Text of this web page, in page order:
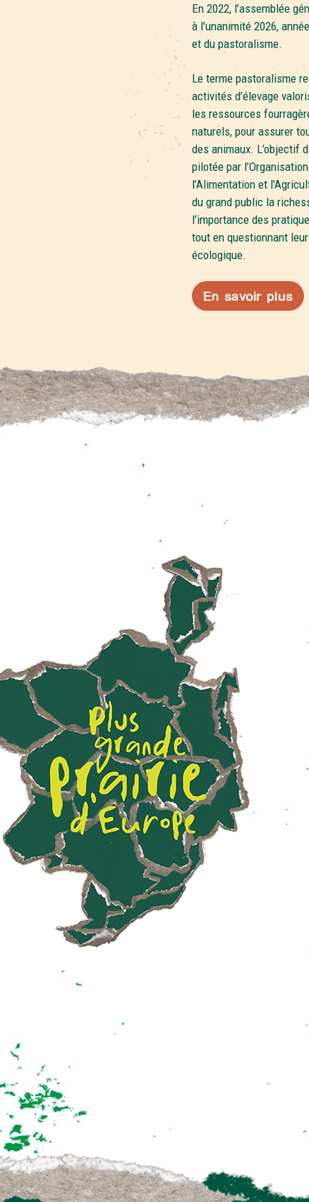
En 2022, l’assemblée
à l’unanimité 2026,
et du pastoralisme.
Le terme pastoralisme
activités d’élevage
les ressources
naturels, pour assurer
des animaux. L’objectif
pilotée par
l’Alimentation et
du grand public la
l’importance des
tout en questionnant
écologique.
En savoir plus